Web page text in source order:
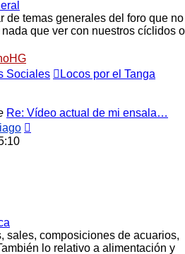
de temas generales del foro que no
que ver con nuestros cíclidos o
Sociales
Locos por el Tanga
Re: Vídeo actual de mi ensala…
sales, composiciones de acuarios,
lo relativo a alimentación y